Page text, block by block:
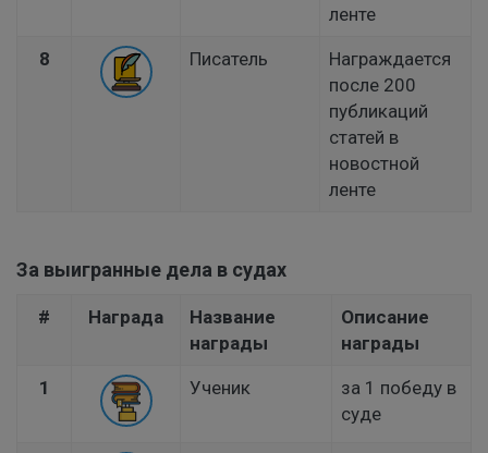
ленте
8 Писатель
Награждается
после 200
публикаций
статей в
новостной
ленте
За выигранные дела в судах
# Награда
Название
награды
Описание
награды
1 Ученик
за 1 победу в
суде